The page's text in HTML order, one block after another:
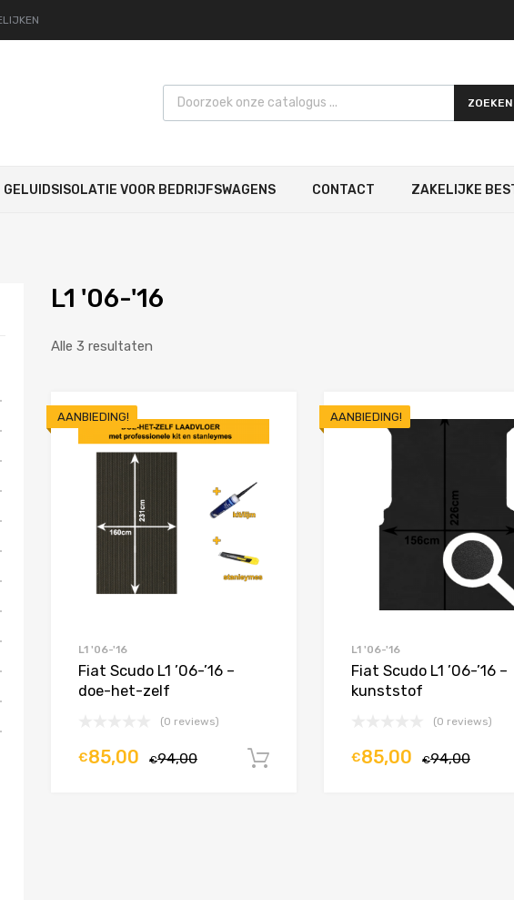
Products search ZOEKEN
GELUIDSISOLATIE VOOR BEDRIJFSWAGENS CONTACT ZAKELIJKE
L1 '06-'16
Alle 3 resultaten
AANBIEDING!
Toevoegen aan Favorieten
L1 '06-'16
Fiat Scudo L1 ’06-’16 –
doe-het-zelf
(0 reviews)
€94,00
€85,00 In winkelwagen
AANBIEDING!
L1 '06-'16
Fiat Scudo L1 ’06-’16 –
kunststof
(0 reviews)
€94,00
€85,00